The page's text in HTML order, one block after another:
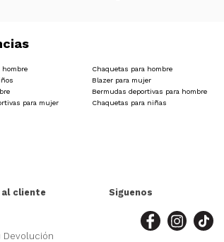
hombre Chaquetas para hombre
Blazer para mujer
Bermudas deportivas para hombre
para mujer Chaquetas para niñas
cliente
Devolución
Siguenos